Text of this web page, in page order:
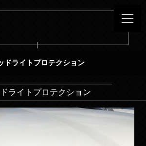
ドライトプロテクション
ライトプロテクション